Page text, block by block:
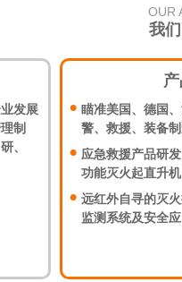
OUR
我
发展
制
、
瞄准美国、德国
警、救援、装备
应急救援产品研
功能灭火起直升机
远红外自寻的灭
监测系统及安全